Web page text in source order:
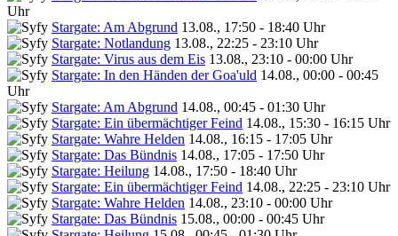
Uhr
Stargate: Am Abgrund 13.08., 17:50 - 18:40 Uhr
Stargate: Notlandung 13.08., 22:25 - 23:10 Uhr
Stargate: Virus aus dem Eis 13.08., 23:10 - 00:00 Uhr
Stargate: In den Händen der Goa'uld 14.08., 00:00 - 00:45
Uhr
Stargate: Am Abgrund 14.08., 00:45 - 01:30 Uhr
Stargate: Ein übermächtiger Feind 14.08., 15:30 - 16:15 Uhr
Stargate: Wahre Helden 14.08., 16:15 - 17:05 Uhr
Stargate: Das Bündnis 14.08., 17:05 - 17:50 Uhr
Stargate: Heilung 14.08., 17:50 - 18:40 Uhr
Stargate: Ein übermächtiger Feind 14.08., 22:25 - 23:10 Uhr
Stargate: Wahre Helden 14.08., 23:10 - 00:00 Uhr
Stargate: Das Bündnis 15.08., 00:00 - 00:45 Uhr